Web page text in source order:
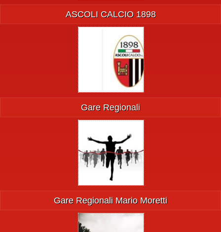
ASCOLI CALCIO 1898
Gare Regionali
Gare Regionali Mario Moretti